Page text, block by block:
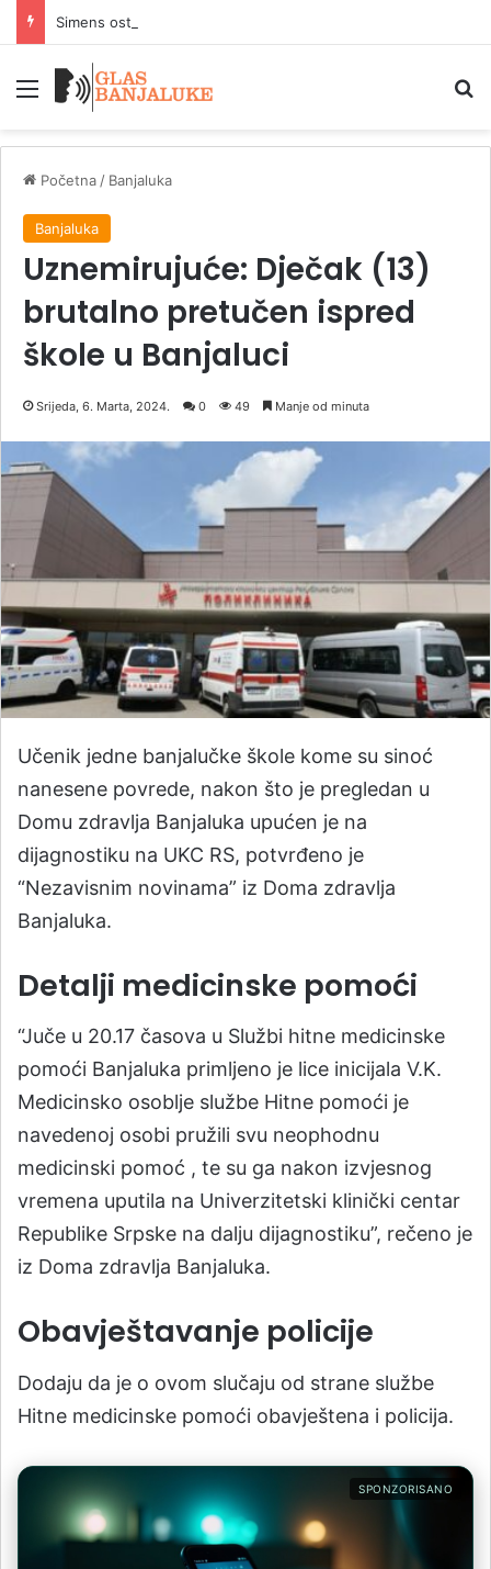
Meni
Početna / Banjaluka
Banjaluka
Uznemirujuće: Dječak (13)
brutalno pretučen ispred
škole u Banjaluci
Srijeda, 6. Marta, 2024. 0 49 Manje od minuta
Učenik jedne banjalučke škole kome su sinoć
nanesene povrede, nakon što je pregledan u
Domu zdravlja Banjaluka upućen je na
dijagnostiku na UKC RS, potvrđeno je
“Nezavisnim novinama” iz Doma zdravlja
Banjaluka.
Detalji medicinske pomoći
“Juče u 20.17 časova u Službi hitne medicinske
pomoći Banjaluka primljeno je lice inicijala V.K.
Medicinsko osoblje službe Hitne pomoći je
navedenoj osobi pružili svu neophodnu
medicinski pomoć , te su ga nakon izvjesnog
vremena uputila na Univerzitetski klinički centar
Republike Srpske na dalju dijagnostiku”, rečeno je
iz Doma zdravlja Banjaluka.
Obavještavanje policije
Dodaju da je o ovom slučaju od strane službe
Hitne medicinske pomoći obavještena i policija.
SPONZORISANO